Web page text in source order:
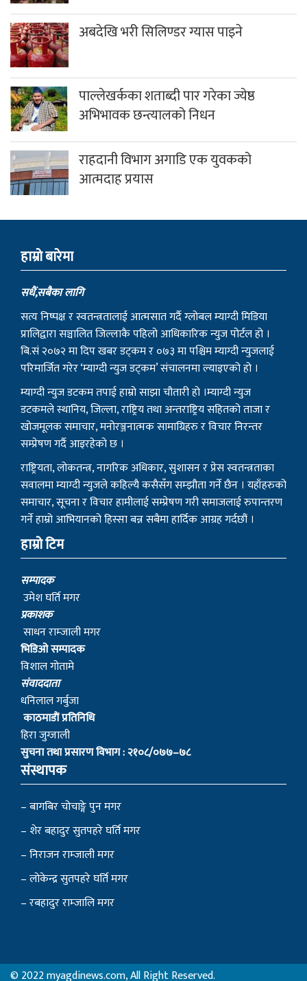
अबदेखि भरी सिलिण्डर ग्यास पाइने
पाल्लेखर्कका शताब्दी पार गरेका ज्येष्ठ
अभिभावक छन्त्यालको निधन
राहदानी विभाग अगाडि एक युवकको
आत्मदाह प्रयास
हाम्राे बारेमा
सधैं,सबैका लागि
सत्य निष्पक्ष र स्वतन्त्रतालाई आत्मसात गर्दै ग्लोबल म्याग्दी मिडिया
प्रालिद्वारा सञ्चालित जिल्लाकै पहिलो आधिकारिक न्युज पोर्टल हो ।
बि.सं २०७२ मा दिप खबर डट्कम र ०७३ मा पश्चिम म्याग्दी न्युजलाई
परिमार्जित गरेर ‘म्याग्दी न्युज डट्कम’ संचालनमा ल्याइएको हो ।
म्याग्दी न्युज डटकम तपाई हाम्रो साझा चौतारी हो ।म्याग्दी न्युज
डटकमले स्थानिय, जिल्ला, राष्ट्रिय तथा अन्तराष्ट्रिय सहितको ताजा र
खोजमूलक समाचार, मनोरञ्जनात्मक सामाग्रिहरु र विचार निरन्तर
सम्प्रेषण गर्दै आइरहेको छ ।
राष्ट्रियता, लोकतन्त्र, नागरिक अधिकार, सुशासन र प्रेस स्वतन्त्रताका
सवालमा म्याग्दी न्युजले कहिल्यै कसैसँग सम्झौता गर्ने छैन । यहाँहरुको
समाचार, सूचना र विचार हामीलाई सम्प्रेषण गरी समाजलाई रुपान्तरण
गर्ने हाम्रो आभियानको हिस्सा बन्न सबैमा हार्दिक आग्रह गर्दछौं ।
हाम्रो टिम
सम्पादक
उमेश घर्ति मगर
प्रकाशक
साधन राम्जाली मगर
भिडिओ सम्पादक
विशाल गोतामे
स‌ंवाददाता
धनिलाल गर्बुजा
काठमाडाैं प्रतिनिधि
हिरा जुग्जाली
सुचना तथा प्रसारण विभाग : २१०८/०७७–७८
संस्थापक
– बागबिर चोचाङ्गे पुन मगर
– शेर बहादुर सुतपहरे घर्ति मगर
– निराजन राम्जाली मगर
– लोकेन्द्र सुतपहरे घर्ति मगर
– रबहादुर राम्जालि मगर
© 2022 myagdinews.com, All Right Reserved.